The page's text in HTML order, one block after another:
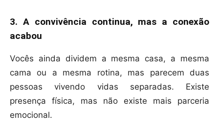
3. A convivência continua, mas a conexão
acabou
Vocês ainda dividem a mesma casa, a mesma
cama ou a mesma rotina, mas parecem duas
pessoas vivendo vidas separadas. Existe
presença física, mas não existe mais parceria
emocional.